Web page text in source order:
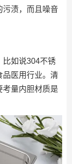
污渍，而且噪音
比如说304不锈
品医用行业。清
考量内胆材质是